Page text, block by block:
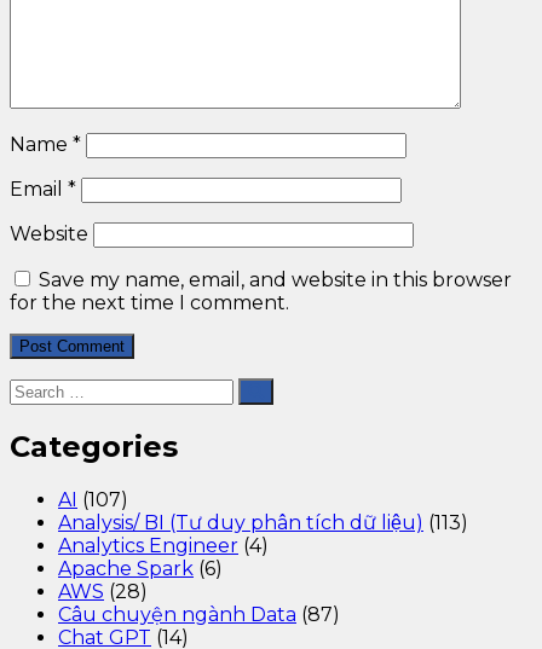
Name *
Email *
Website
Save my name, email, and website in this browser
for the next time I comment.
Categories
AI (107)
Analysis/ BI (Tư duy phân tích dữ liệu) (113)
Analytics Engineer (4)
Apache Spark (6)
AWS (28)
Câu chuyện ngành Data (87)
Chat GPT (14)